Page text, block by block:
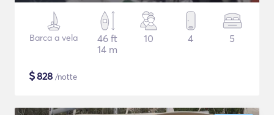
Barca a vela
46 ft
14 m
10 4 5
$828 /notte